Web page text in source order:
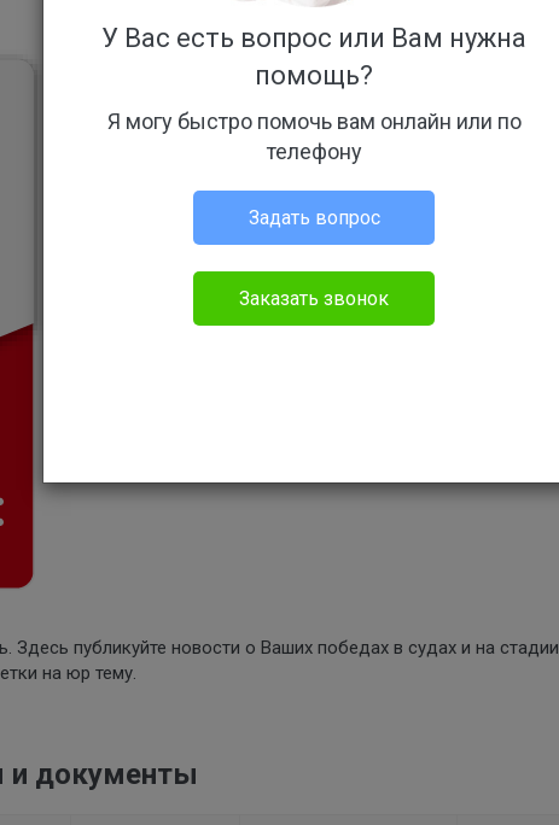
Здесь публикуйте новости о Ваших победах в судах и на стадии
на юр тему.
и документы
У Вас есть вопрос или Вам нужна
помощь?
Я могу быстро помочь вам онлайн или по
телефону
Задать вопрос
Заказать звонок